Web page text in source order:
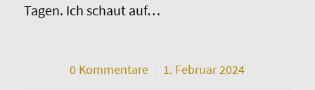
Tagen. Ich schaut auf…
0 Kommentare
/ 1. Februar 2024